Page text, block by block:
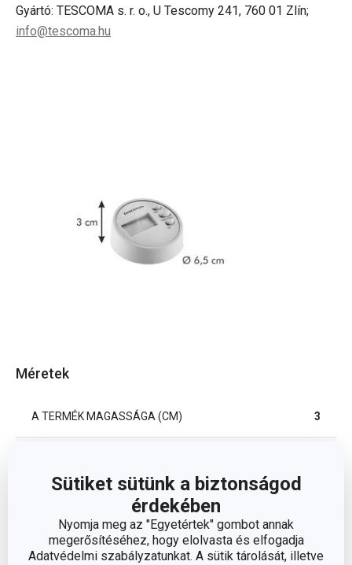
Sütiket sütünk a biztonságod
érdekében
Nyomja meg az "Egyetértek" gombot annak
megerősítéséhez, hogy elolvasta és elfogadja
Adatvédelmi szabályzatunkat. A sütik tárolását, illetve
Gyártó: TESCOMA s. r. o., U Tescomy 241, 760 01 Zlín;
info@tescoma.hu
Méretek
A TERMÉK MAGASSÁGA (CM) 3
Egyéb paraméterek
ANYAG műanyag